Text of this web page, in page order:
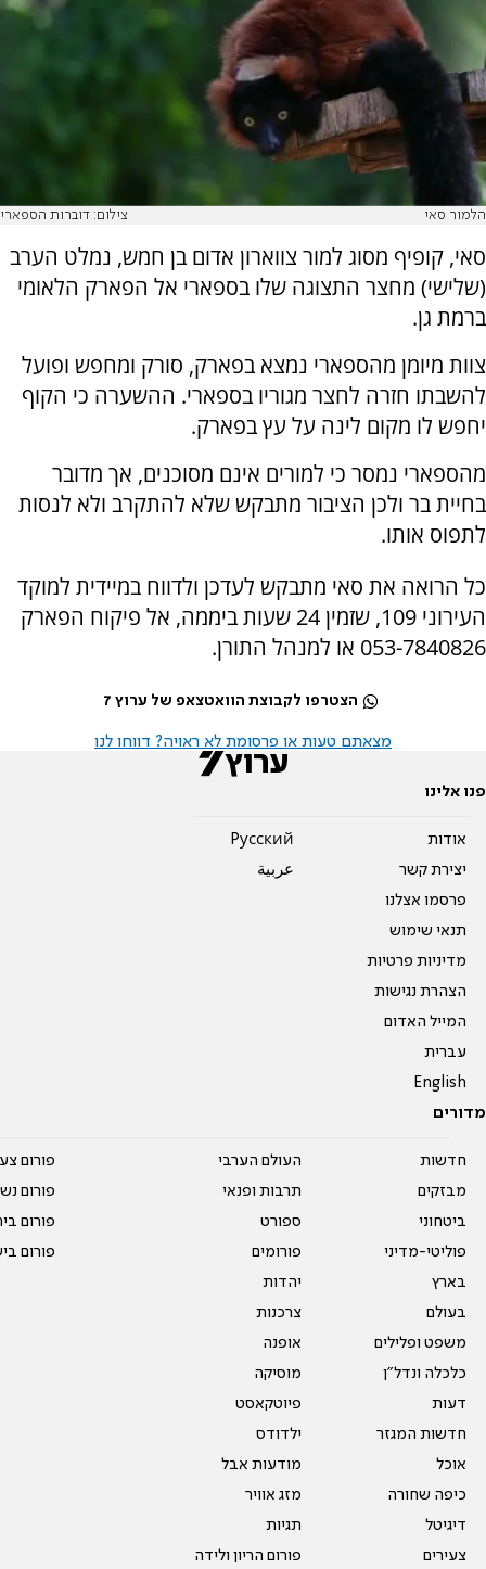
הלמור סאי צילום: דוברות הספארי
סאי, קופיף מסוג למור צווארון אדום בן חמש, נמלט הערב
(שלישי) מחצר התצוגה שלו בספארי אל הפארק הלאומי
ברמת גן.
צוות מיומן מהספארי נמצא בפארק, סורק ומחפש ופועל
להשבתו חזרה לחצר מגוריו בספארי. ההשערה כי הקוף
יחפש לו מקום לינה על עץ בפארק.
מהספארי נמסר כי למורים אינם מסוכנים, אך מדובר
בחיית בר ולכן הציבור מתבקש שלא להתקרב ולא לנסות
לתפוס אותו.
כל הרואה את סאי מתבקש לעדכן ולדווח במיידית למוקד
העירוני 109, שזמין 24 שעות ביממה, אל פיקוח הפארק
053-7840826 או למנהל התורן.
הצטרפו לקבוצת הוואטצאפ של ערוץ 7
מצאתם טעות או פרסומת לא ראויה? דווחו לנו
פנו אלינו
אודות
יצירת קשר
פרסמו אצלנו
תנאי שימוש
מדיניות פרטיות
הצהרת נגישות
המייל האדום
עברית
English
Pусский
عربية
מדורים
חדשות
מבזקים
ביטחוני
פוליטי-מדיני
בארץ
בעולם
משפט ופלילים
כלכלה ונדל"ן
דעות
חדשות המגזר
אוכל
כיפה שחורה
דיגיטל
צעירים
העולם הערבי
תרבות ופנאי
ספורט
פורומים
יהדות
צרכנות
אופנה
מוסיקה
פיוטקאסט
ילדודס
מודעות אבל
מזג אוויר
תגיות
פורום הריון ולידה
פורום
פורום
פורום
פורום